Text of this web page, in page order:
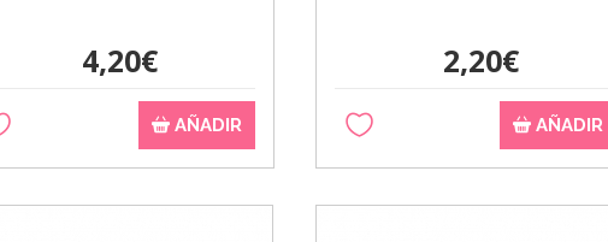
4,20€
AÑADIR
2,20€
AÑADIR